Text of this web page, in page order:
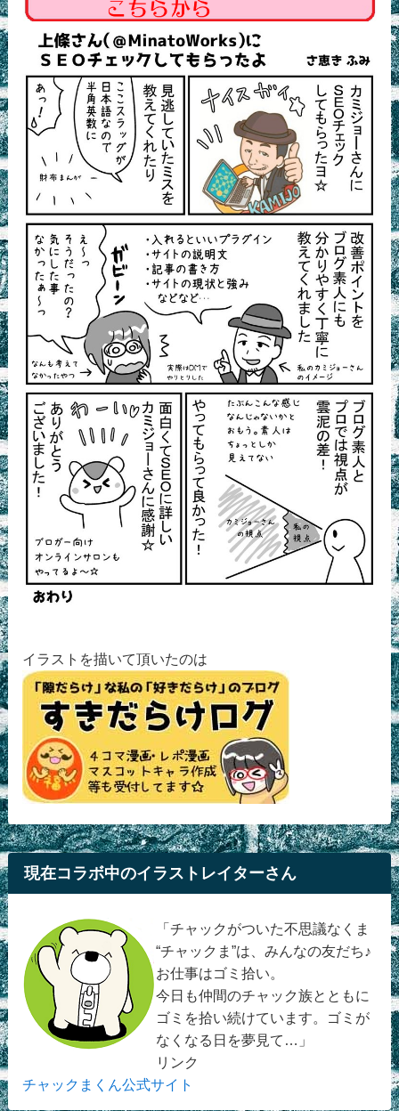
イラストを描いて頂いたのは
現在コラボ中のイラストレイターさん
「チャックがついた不思議なくま
“チャックま”は、みんなの友だち♪
お仕事はゴミ拾い。
今日も仲間のチャック族とともに
ゴミを拾い続けています。ゴミが
なくなる日を夢見て…」
リンク
チャックまくん公式サイト